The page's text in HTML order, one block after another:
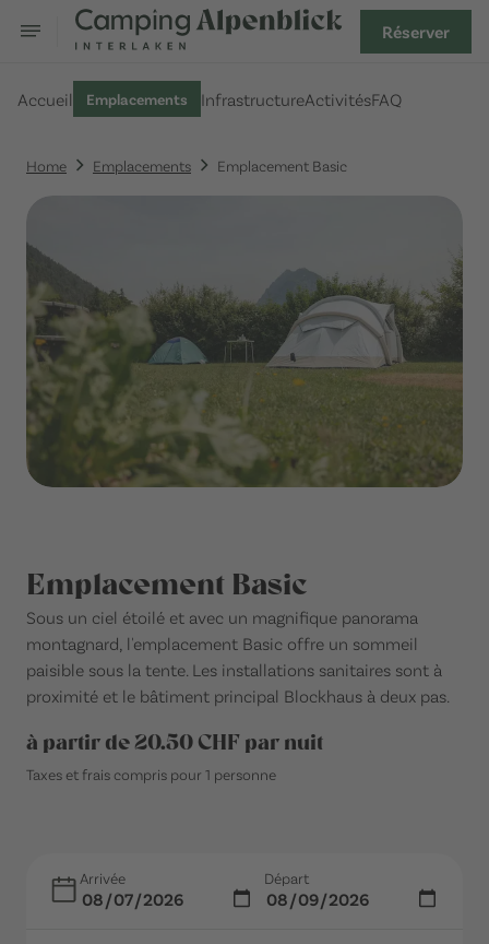
Réserver
Accueil Emplacements InfrastructureActivitésFAQ
Home Emplacements Emplacement Basic
Emplacement Basic
Sous un ciel étoilé et avec un magnifique panorama
montagnard, l'emplacement Basic offre un sommeil
paisible sous la tente. Les installations sanitaires sont à
proximité et le bâtiment principal Blockhaus à deux pas.
à partir de 20.50 CHF par nuit
Taxes et frais compris pour 1 personne
Arrivée Départ